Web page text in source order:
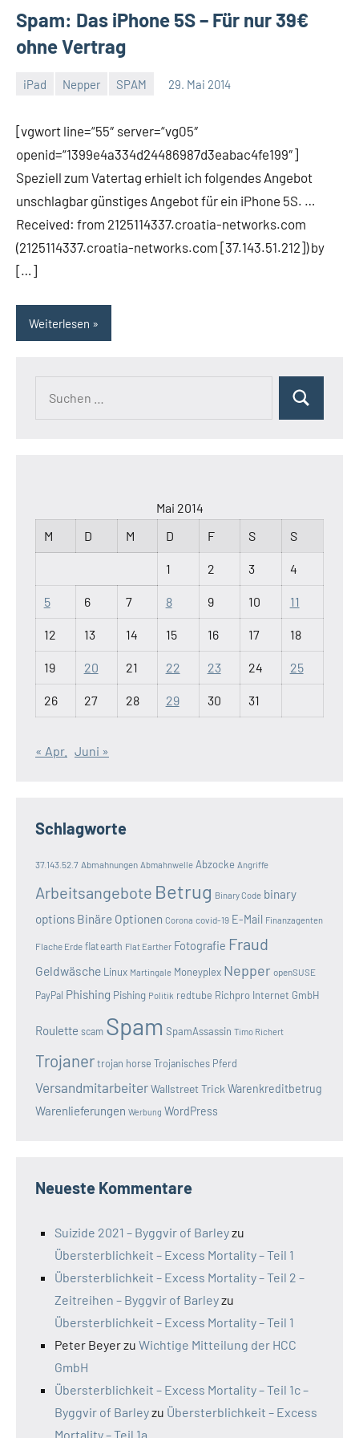
Spam: Das iPhone 5S – Für nur 39€
ohne Vertrag
iPad Nepper SPAM 29. Mai 2014
[vgwort line=“55″ server=“vg05″
openid=“1399e4a334d24486987d3eabac4fe199″]
Speziell zum Vatertag erhielt ich folgendes Angebot
unschlagbar günstiges Angebot für ein iPhone 5S. …
Received: from 2125114337.croatia-networks.com
(2125114337.croatia-networks.com [37.143.51.212]) by
[…]
Weiterlesen
Suchen
Mai 2014
M
D M D F S S
1 2 3 4
5 6 7 8 9 10 11
12 13 14 15 16 17 18
19 20 21 22 23 24 25
26 27 28 29 30 31
« Apr. Juni »
Schlagworte
37.143.52.7 Abmahnungen Abmahnwelle Abzocke Angriffe
Arbeitsangebote Betrug Binary Code binary
options Binäre Optionen Corona covid-19 E-Mail Finanzagenten
Flache Erde flat earth Flat Earther Fotografie Fraud
Geldwäsche Linux Martingale Moneyplex Nepper openSUSE
PayPal Phishing Pishing Politik redtube Richpro Internet GmbH
Roulette scam Spam SpamAssassin Timo Richert
Trojanertrojan horse Trojanisches Pferd
VersandmitarbeiterWallstreet Trick Warenkreditbetrug
Warenlieferungen Werbung WordPress
Neueste Kommentare
Suizide 2021 – Byggvir of Barleyzu
Übersterblichkeit – Excess Mortality – Teil 1
Übersterblichkeit – Excess Mortality – Teil 2 –
Zeitreihen – Byggvir of Barleyzu
Übersterblichkeit – Excess Mortality – Teil 1
Peter Beyerzu Wichtige Mitteilung der HCC
GmbH
Übersterblichkeit – Excess Mortality – Teil 1c –
Byggvir of Barleyzu Übersterblichkeit – Excess
Mortality – Teil 1a